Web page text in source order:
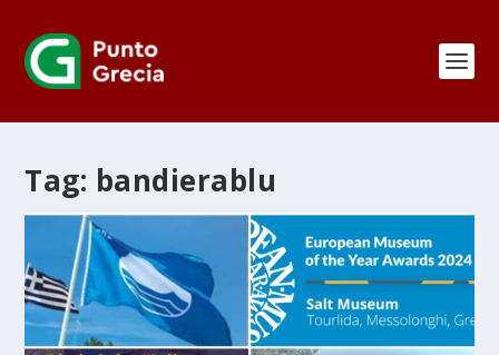
Tag: bandierablu